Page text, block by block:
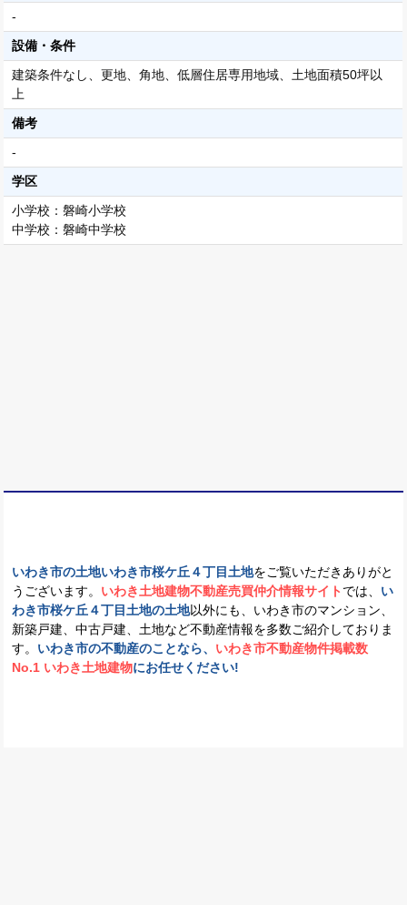
-
設備・条件
建築条件なし、更地、角地、低層住居専用地域、土地面積50坪以
上
備考
-
学区
小学校：磐崎小学校
中学校：磐崎中学校
いわき市の土地いわき市桜ケ丘４丁目土地をご覧いただきありがと
うございます。 いわき土地建物不動産売買仲介情報サイト では、 い
わき市桜ケ丘４丁目土地の土地以外にも、いわき市のマンション、
新築戸建、中古戸建、土地など不動産情報を多数ご紹介しておりま
す。 いわき市の不動産のことなら、 いわき市不動産物件掲載数
No.1 いわき土地建物にお任せください!